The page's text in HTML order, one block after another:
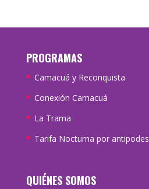
PROGRAMAS
Camacuá y Reconquista
Conexión Camacuá
La Trama
Tarifa Nocturna por
QUIÉNES SOMOS